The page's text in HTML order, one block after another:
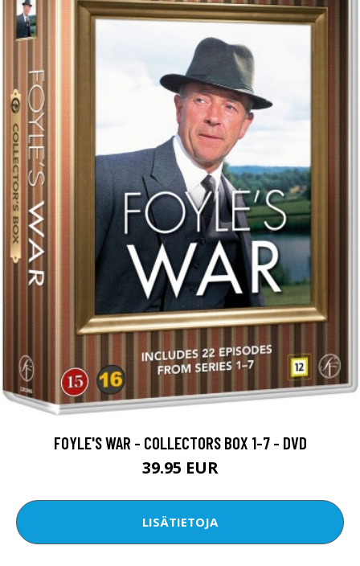
FOYLE'S WAR - COLLECTORS BOX 1-7 - DVD
39.95 EUR
LISÄTIETOJA